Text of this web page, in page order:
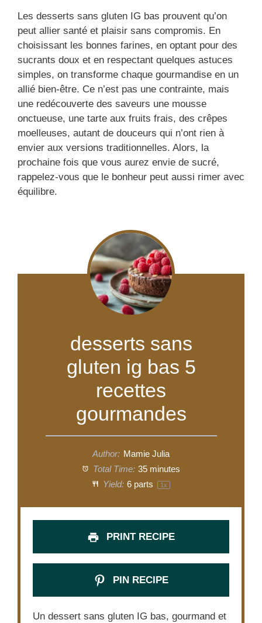
Les desserts sans gluten IG bas prouvent qu’on
peut allier santé et plaisir sans compromis. En
choisissant les bonnes farines, en optant pour des
sucrants doux et en respectant quelques astuces
simples, on transforme chaque gourmandise en un
allié bien-être. Ce n’est pas une contrainte, mais
une redécouverte des saveurs une mousse
onctueuse, une tarte aux fruits frais, des crêpes
moelleuses, autant de douceurs qui n’ont rien à
envier aux versions traditionnelles. Alors, la
prochaine fois que vous aurez envie de sucré,
rappelez-vous que le bonheur peut aussi rimer avec
équilibre.
desserts sans
gluten ig bas 5
recettes
gourmandes
Author: Mamie Julia
Total Time: 35 minutes
Yield: 6 parts 1x
PRINT RECIPE
PIN RECIPE
Un dessert sans gluten IG bas, gourmand et